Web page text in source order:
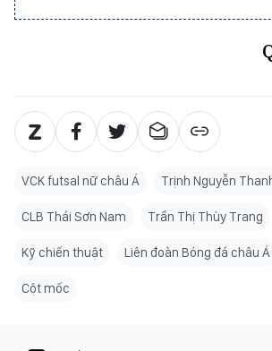
VCK futsal nữ châu Á Trịnh Nguyễn
CLB Thái Sơn Nam Trần Thị Thùy Trang
Kỹ chiến thuật Liên đoàn Bóng đá châu Á
Cột mốc